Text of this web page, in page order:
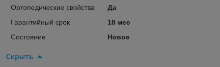
Ортопедические свойства
Да
Гарантийный срок
18 мес
Состояние
Новое
Скрыть